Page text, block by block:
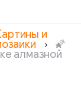
и
🌠
алмазной